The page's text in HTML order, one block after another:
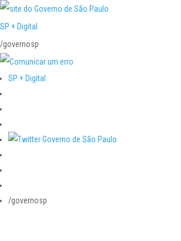
SP + Digital
/governosp
SP + Digital
/governosp